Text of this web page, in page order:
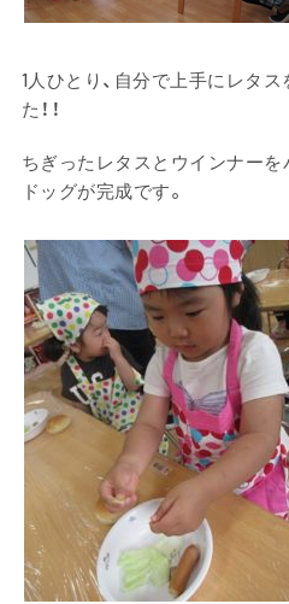
1人ひとり、自分で上手にレタ
た！！
ちぎったレタスとウインナーを
ドッグが完成です。